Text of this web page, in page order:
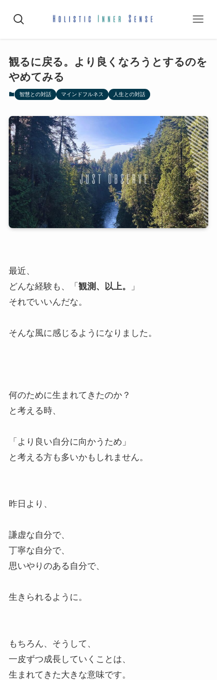
観るに戻る。より良くなろうとするのを
やめてみる
智慧との対話 マインドフルネス 人生との対話
最近、
どんな経験も、「 観測、以上。
」
それでいいんだな。
そんな風に感じるようになりました。
何のために生まれてきたのか？
と考える時、
「より良い自分に向かうため」
と考える方も多いかもしれません。
昨日より、
謙虚な自分で、
丁寧な自分で、
思いやりのある自分で、
生きられるように。
もちろん、そうして、
一皮ずつ成長していくことは、
生まれてきた大きな意味です。